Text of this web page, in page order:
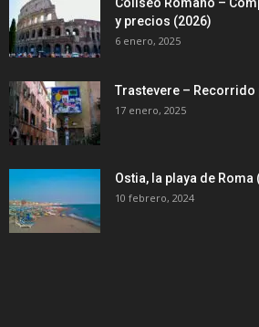
y precios (2026)
6 enero, 2025
Trastevere – Recorrido
17 enero, 2025
Ostia, la playa de
10 febrero, 2024